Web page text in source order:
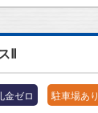
Ⅱ
金ゼロ 駐車場あり